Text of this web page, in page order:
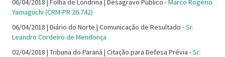
06/04/2018 | Folha de Londrina | Desagravo Público - Marco Rogério
Yamaguchi (CRM-PR 26.742)
06/04/2018 | Diário do Norte | Comunicação de Resultado -Sr.
Leandro Cordeiro de Mendonça
02/04/2018 | Tribuna do Paraná | Citação para Defesa Prévia -Sr.